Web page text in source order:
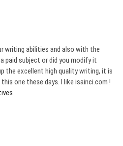
writing abilities and also with the
paid subject or did you modify it
the excellent high quality writing, it is
one these days. I like isainci.com !